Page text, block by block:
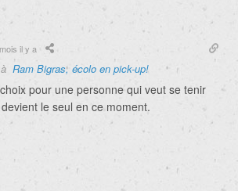
il y a
Ram Bigras, écolo en pick-up!
pour une personne qui veut se tenir
le seul en ce moment.